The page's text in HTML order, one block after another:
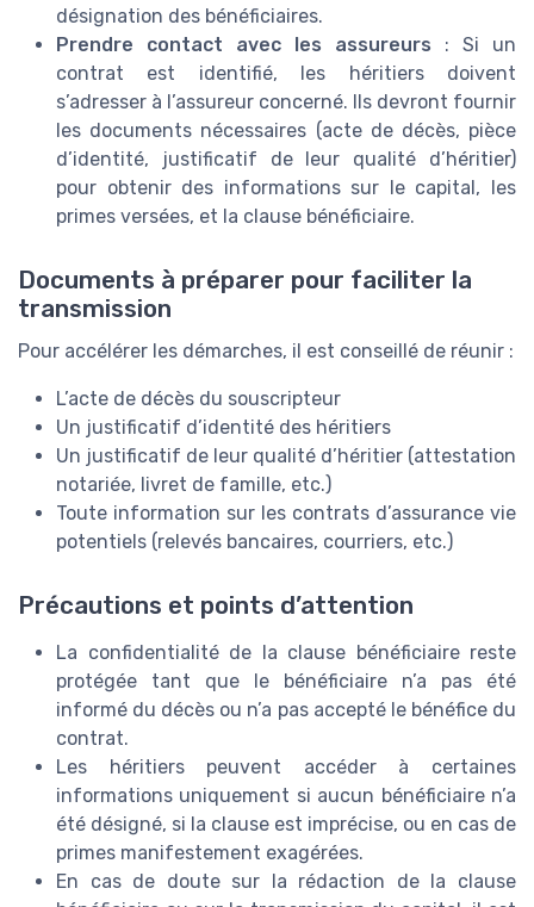
désignation des bénéficiaires.
Prendre contact avec les assureurs : Si un
contrat est identifié, les héritiers doivent
s’adresser à l’assureur concerné. Ils devront fournir
les documents nécessaires (acte de décès, pièce
d’identité, justificatif de leur qualité d’héritier)
pour obtenir des informations sur le capital, les
primes versées, et la clause bénéficiaire.
Documents à préparer pour faciliter la
transmission
Pour accélérer les démarches, il est conseillé de réunir :
L’acte de décès du souscripteur
Un justificatif d’identité des héritiers
Un justificatif de leur qualité d’héritier (attestation
notariée, livret de famille, etc.)
Toute information sur les contrats d’assurance vie
potentiels (relevés bancaires, courriers, etc.)
Précautions et points d’attention
La confidentialité de la clause bénéficiaire reste
protégée tant que le bénéficiaire n’a pas été
informé du décès ou n’a pas accepté le bénéfice du
contrat.
Les héritiers peuvent accéder à certaines
informations uniquement si aucun bénéficiaire n’a
été désigné, si la clause est imprécise, ou en cas de
primes manifestement exagérées.
En cas de doute sur la rédaction de la clause